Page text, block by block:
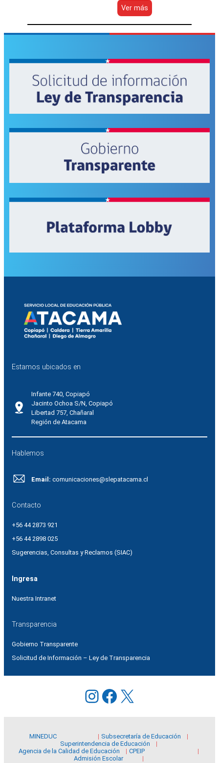
Ver más
SLEP
Atacama
convoca
de
Estamos ubicados en
Infante 740, Copiapó
Jacinto Ochoa S/N, Copiapó
Libertad 757, Chañaral
Región de Atacama
Hablemos
Email: comunicaciones@slepatacama.cl
Contacto
+56 44 2873 921
+56 44 2898 025
Sugerencias, Consultas y Reclamos (SIAC)
Ingresa
Nuestra Intranet
Transparencia
Gobierno Transparente
Solicitud de Información – Ley de Transparencia
Instagram
Facebook
X
MINEDUC
Subsecretaría de Educación
Superintendencia de Educación
Agencia de la Calidad de Educación
CPEIP
Admisión Escolar